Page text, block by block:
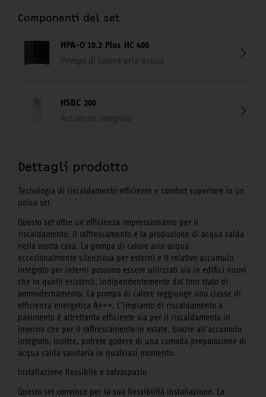
Componenti del set
HPA-O 10.2 Plus HC 400
Pompe di calore aria-acqua
HSBC 200
Accumulo integrato
Dettagli prodotto
Tecnologia di riscaldamento efficiente e comfort superiore in un
unico set
Questo set offre un'efficienza impressionante per il
riscaldamento, il raffrescamento e la produzione di acqua calda
nella vostra casa. La pompa di calore aria-acqua
eccezionalmente silenziosa per esterni e il relativo accumulo
integrato per interni possono essere utilizzati sia in edifici nuovi
che in quelli esistenti, indipendentemente dal loro stato di
ammodernamento. La pompa di calore raggiunge una classe di
efficienza energetica A+++. L’impianto di riscaldamento a
pavimento è altrettanto efficiente sia per il riscaldamento in
inverno che per il raffrescamento in estate. Grazie all’accumulo
integrato, inoltre, potrete godere di una comoda preparazione di
acqua calda sanitaria in qualsiasi momento.
Installazione flessibile e salvaspazio
Questo set convince per la sua flessibilità installazione. La